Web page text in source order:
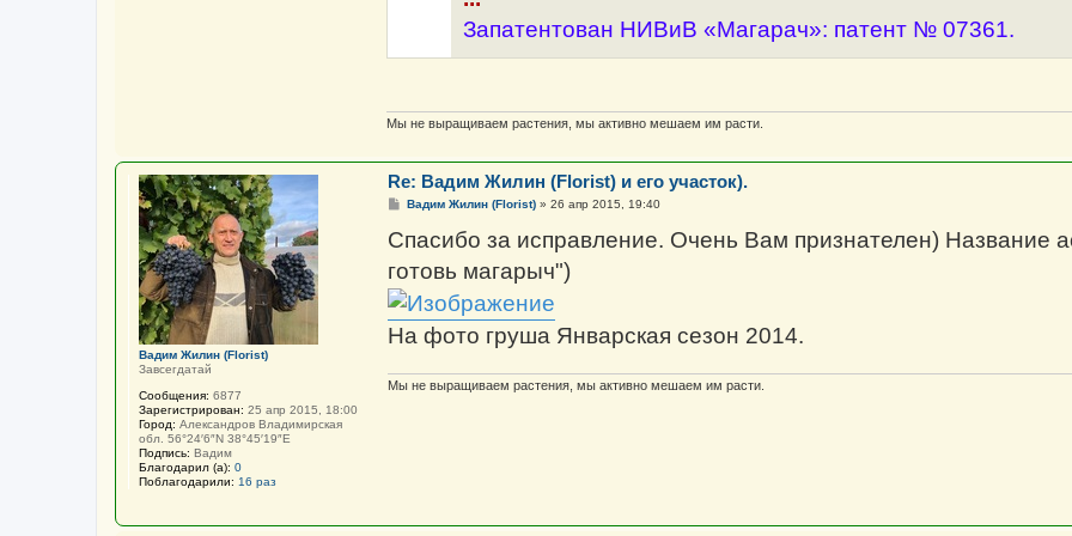
Запатентован НИВиВ «Магарач»: патент № 07361.
Мы не выращиваем растения, мы активно мешаем им расти.
Вадим Жилин (Florist)
Завсегдатай
Сообщения: 6877
Зарегистрирован: 25 апр 2015, 18:00
Город: Александров Владимирская
обл. 56°24′6″N 38°45′19″E
Подпись: Вадим
Благодарил (а): 0
Поблагодарили: 16 раз
Re: Вадим Жилин (Florist) и его участок).
С
о
б
е
н
и
е
Вадим Жилин (Florist)» 26 апр 2015, 19:40
Спасибо за исправление. Очень Вам признателен) Название
готовь магарыч")
На фото груша Январская сезон 2014.
Мы не выращиваем растения, мы активно мешаем им расти.